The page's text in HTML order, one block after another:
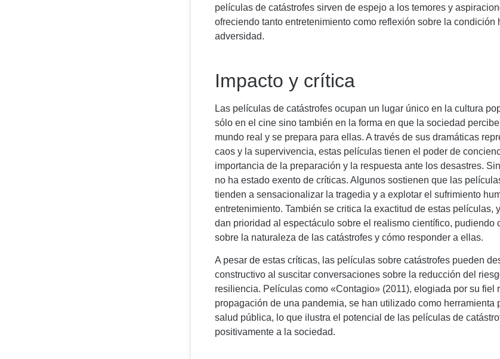
películas de catástrofes sirven de espejo a los temores y
ofreciendo tanto entretenimiento como reflexión sobre la condición
adversidad.
Impacto y crítica
Las películas de catástrofes ocupan un lugar único en la cultura
sólo en el cine sino también en la forma en que la sociedad
mundo real y se prepara para ellas. A través de sus dramáticas
caos y la supervivencia, estas películas tienen el poder de
importancia de la preparación y la respuesta ante los desastres.
no ha estado exento de críticas. Algunos sostienen que las
tienden a sensacionalizar la tragedia y a explotar el sufrimiento
entretenimiento. También se critica la exactitud de estas películas,
dan prioridad al espectáculo sobre el realismo científico, pudiendo
sobre la naturaleza de las catástrofes y cómo responder a ellas.
A pesar de estas críticas, las películas sobre catástrofes pueden
constructivo al suscitar conversaciones sobre la reducción del
resiliencia. Películas como «Contagio» (2011), elogiada por su fiel
propagación de una pandemia, se han utilizado como herramienta
salud pública, lo que ilustra el potencial de las películas de
positivamente a la sociedad.